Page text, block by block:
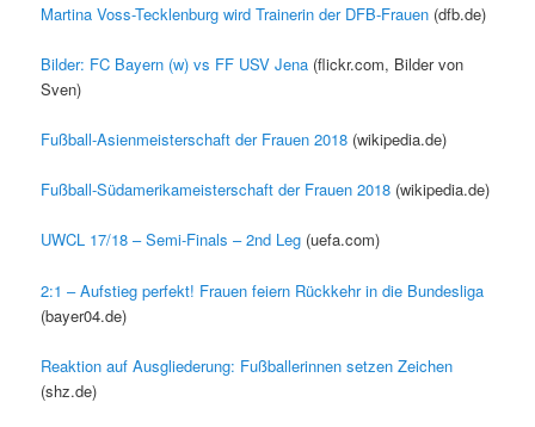
Martina Voss-Tecklenburg wird Trainerin der DFB-Frauen (dfb.de)
Bilder: FC Bayern (w) vs FF USV Jena (flickr.com, Bilder von
Sven)
Fußball-Asienmeisterschaft der Frauen 2018 (wikipedia.de)
Fußball-Südamerikameisterschaft der Frauen 2018 (wikipedia.de)
UWCL 17/18 – Semi-Finals – 2nd Leg (uefa.com)
2:1 – Aufstieg perfekt! Frauen feiern Rückkehr in die Bundesliga
(bayer04.de)
Reaktion auf Ausgliederung: Fußballerinnen setzen Zeichen
(shz.de)